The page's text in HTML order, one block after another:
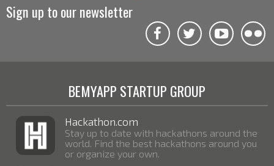
Sign up to our newsletter
BEMYAPP STARTUP GROUP
Hackathon.com
Stay up to date with hackathons around the
world. Find the best hackathons around you
or organize your own.